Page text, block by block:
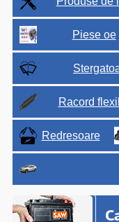
Piese oe
Racord
Redresoare